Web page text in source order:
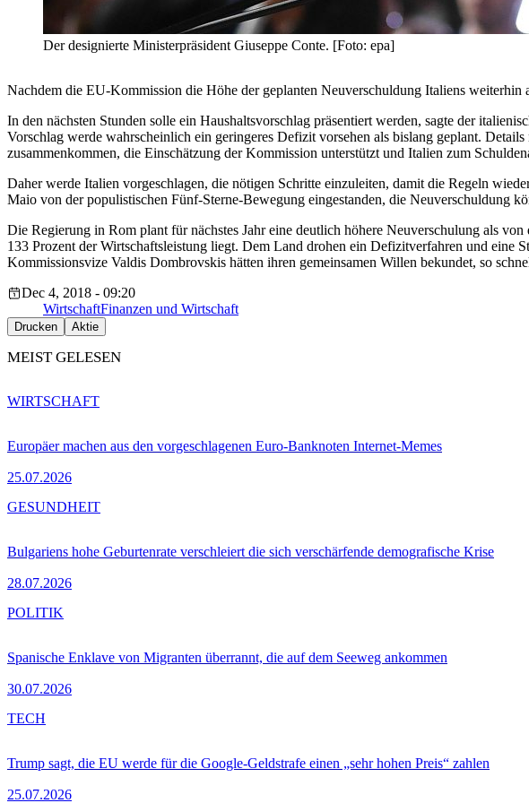
Der designierte Ministerpräsident Giuseppe Conte. [Foto: epa]
Nachdem die EU-Kommission die Höhe der geplanten Neuverschuldung Italiens
In den nächsten Stunden solle ein Haushaltsvorschlag präsentiert werden, sagte der
Vorschlag werde wahrscheinlich ein geringeres Defizit vorsehen als bislang geplant.
zusammenkommen, die Einschätzung der Kommission unterstützt und Italien zum
Daher werde Italien vorgeschlagen, die nötigen Schritte einzuleiten, damit die Regeln
Maio von der populistischen Fünf-Sterne-Bewegung eingestanden, die Neuverschuldung
Die Regierung in Rom plant für nächstes Jahr eine deutlich höhere Neuverschulung als
133 Prozent der Wirtschaftsleistung liegt. Dem Land drohen ein Defizitverfahren und
Kommissionsvize Valdis Dombrovskis hätten ihren gemeinsamen Willen bekundet, so
Dec 4, 2018 - 09:20
WirtschaftFinanzen und Wirtschaft
Drucken Aktie
MEIST GELESEN
Europäer machen aus den vorgeschlagenen Euro-Banknoten Internet-Memes
25.07.2026
WIRTSCHAFT
Bulgariens hohe Geburtenrate verschleiert die sich verschärfende demografische Krise
28.07.2026
GESUNDHEIT
Spanische Enklave von Migranten überrannt, die auf dem Seeweg ankommen
30.07.2026
POLITIK
Trump sagt, die EU werde für die Google-Geldstrafe einen „sehr hohen Preis“ zahlen
25.07.2026
TECH